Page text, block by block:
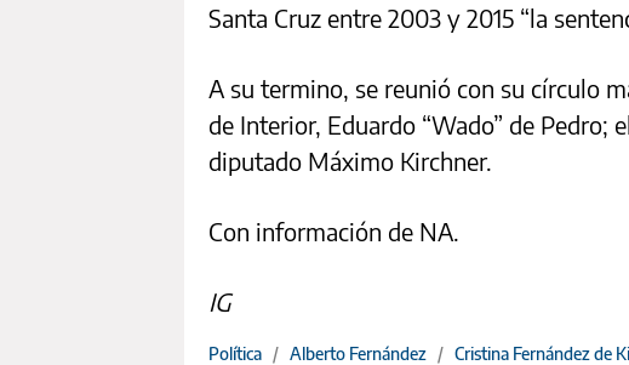
Santa Cruz entre 2003 y 2015 “la
A su termino, se reunió con su círculo
de Interior, Eduardo “Wado” de Pedro;
diputado Máximo Kirchner.
Con información de NA.
IG
Política / Alberto Fernández / Cristina Fernández de